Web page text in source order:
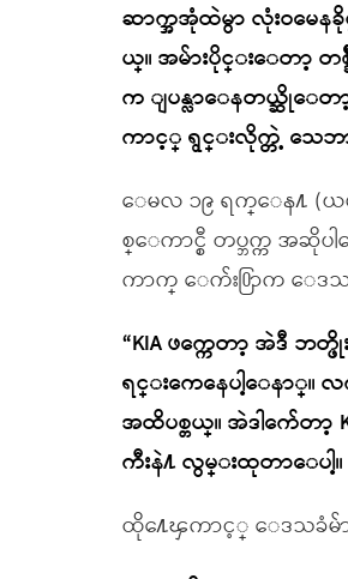
ဆာက္အအုံထဲမွာ လုံးဝမေန
ယ္။ အမ်ားပိုင္းေတာ့
က ျပန္လာေနတယ္ဆိုေတာ့
ကာင့္ ရွင္းလိုက္တဲ့ သေဘ
ေမလ ၁၉ ရက္ေန႔ (ယမ
စ္ေကာင္စီ တပ္ဘက္က အဆို
ကာက္ ေက်း႐ြာက ေဒ
“KIA ဖက္ကေတာ့ အဲဒီ ဘ
ရင္းကေနေပါ့ေနာ္။ လက္
အထိပစ္တယ္။ အဲဒါက်ေတာ့
ကီးနဲ႔ လွမ္းထုတာေပါ့
ထို႔ေၾကာင့္ ေဒသခံမ်ား